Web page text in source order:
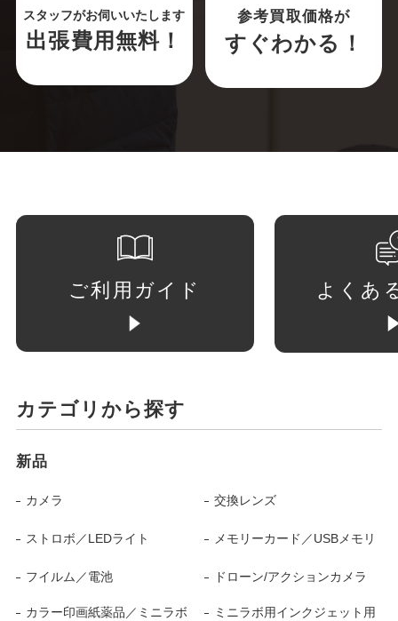
スタッフがお伺いいたします
出張費用無料！
参考買取価格が
すぐわかる！
ご利用ガイド よくあ
カテゴリから探す
新品
カメラ 交換レンズ
ストロボ／LEDライト メモリーカード／USBメモリ
フイルム／電池 ドローン/アクションカメラ
カラー印画紙薬品／ミニラボ
ミニラボ用インクジェット用